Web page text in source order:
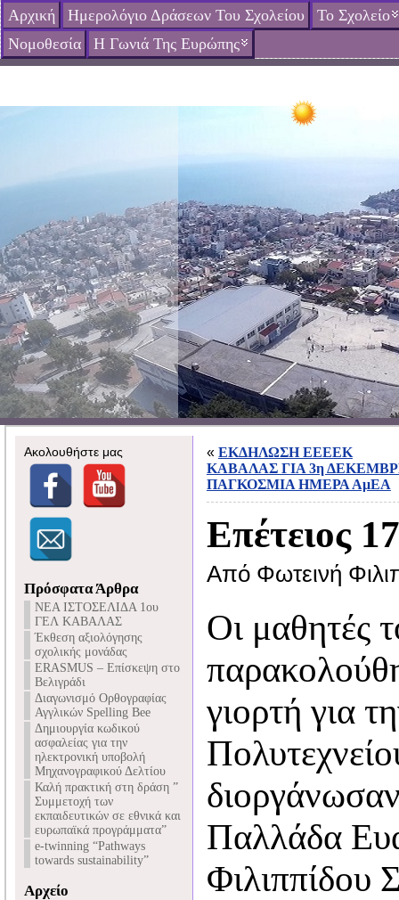
Αρχική Ημερολόγιο Δράσεων Του Σχολείου
Το Σχολείο
Νομοθεσία
Η Γωνιά Της Ευρώπης
Ακολουθήστε μας
Πρόσφατα Άρθρα
NEA ΙΣΤΟΣΕΛΙΔΑ 1ου
ΓΕΛ ΚΑΒΑΛΑΣ
Έκθεση αξιολόγησης
σχολικής μονάδας
ERASMUS – Επίσκεψη στο
Βελιγράδι
Διαγωνισμό Ορθογραφίας
Αγγλικών Spelling Bee
Δημιουργία κωδικού
ασφαλείας για την
ηλεκτρονική υποβολή
Μηχανογραφικού Δελτίου
Καλή πρακτική στη δράση ”
Συμμετοχή των
εκπαιδευτικών σε εθνικά και
ευρωπαϊκά προγράμματα”
e-twinning “Pathways
towards sustainability”
Αρχείο
« ΕΚΔΗΛΩΣΗ ΕΕΕΕΚ
ΚΑΒΑΛΑΣ ΓΙΑ 3η
ΠΑΓΚΟΣΜΙΑ ΗΜΕΡΑ ΑμΕΑ
Επέτειος
Από Φωτεινή
Οι μαθητές
γιορτή για
Παλλάδα
Φιλιππίδου